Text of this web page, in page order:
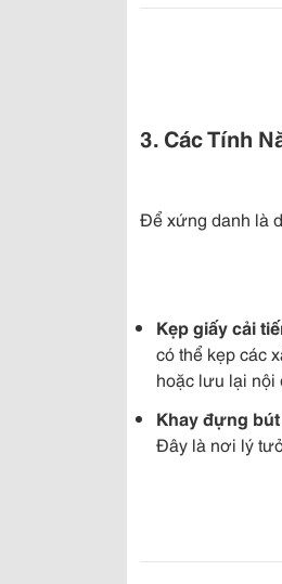
3. Các Tính
Để xứng danh là
Kẹp giấy cải
có thể kẹp các
hoặc lưu lại nội
Khay đựng
Đây là nơi lý